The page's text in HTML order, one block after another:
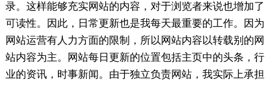
录。这样能够充实网站的内容，对于浏览者来说也增加了
可读性。因此，日常更新也是我每天最重要的工作。因为
网站运营有人力方面的限制，所以网站内容以转载别的网
站内容为主。网站每日更新的位置包括主页中的头条，行
业的资讯，时事新闻。由于独立负责网站，我实际上承担